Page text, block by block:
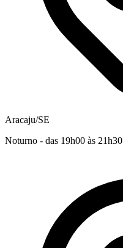
Aracaju/SE
Noturno - das 19h00 às 21h30